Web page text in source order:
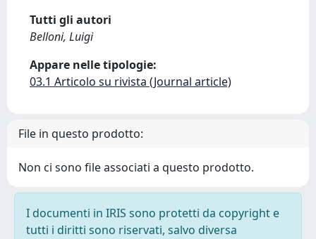
Tutti gli autori
Belloni, Luigi
Appare nelle tipologie:
03.1 Articolo su rivista (Journal article)
File in questo prodotto:
Non ci sono file associati a questo prodotto.
I documenti in IRIS sono protetti da copyright e
tutti i diritti sono riservati, salvo diversa